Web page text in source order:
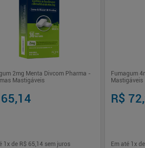
2mg Menta Divcom Pharma -
Mastigáveis
1x de R$ 65,14 sem juros
Fumagum
Mastigáveis
R$
Em até 1x de